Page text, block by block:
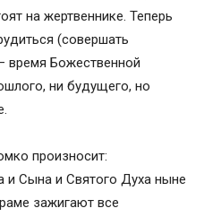
на жертвеннике. Теперь
(совершать
время Божественной
ни будущего, но
произносит:
и Сына и Святого Духа ныне
зажигают все